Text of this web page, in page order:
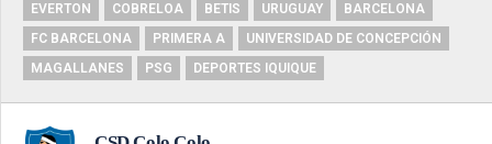
EVERTON
COBRELOA BETIS URUGUAY
BARCELONA
FC BARCELONA
PRIMERA A
UNIVERSIDAD DE CONCEPCIÓN
MAGALLANES
PSG DEPORTES IQUIQUE